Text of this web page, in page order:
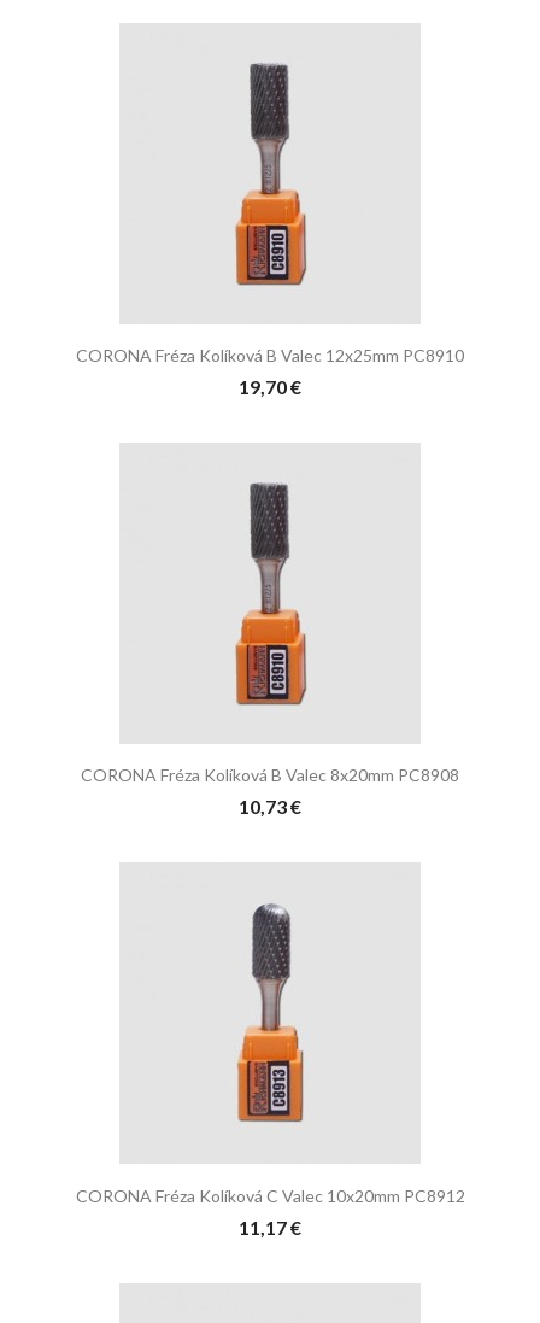
CORONA Fréza Kolíková B Valec 12x25mm PC8910
19,70 €
CORONA Fréza Kolíková B Valec 8x20mm PC8908
10,73 €
CORONA Fréza Kolíková C Valec 10x20mm PC8912
11,17 €